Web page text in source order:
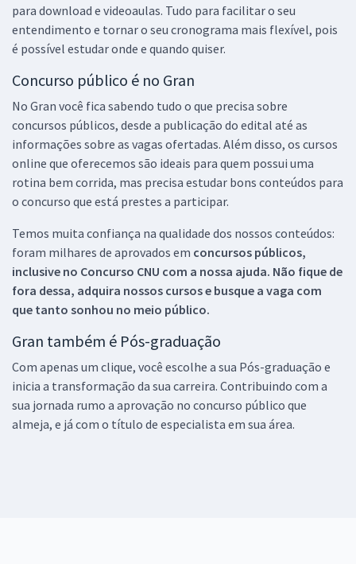
para download e videoaulas. Tudo para facilitar o seu
entendimento e tornar o seu cronograma mais flexível, pois
é possível estudar onde e quando quiser.
Concurso público é no Gran
No Gran você fica sabendo tudo o que precisa sobre
concursos públicos, desde a publicação do edital até as
informações sobre as vagas ofertadas. Além disso, os cursos
online que oferecemos são ideais para quem possui uma
rotina bem corrida, mas precisa estudar bons conteúdos para
o concurso que está prestes a participar.
Temos muita confiança na qualidade dos nossos conteúdos:
foram milhares de aprovados em concursos públicos,
inclusive no Concurso CNU com a nossa ajuda. Não fique de
fora dessa, adquira nossos cursos e busque a vaga com
que tanto sonhou no meio público.
Gran também é Pós-graduação
Com apenas um clique, você escolhe a sua Pós-graduação e
inicia a transformação da sua carreira. Contribuindo com a
sua jornada rumo a aprovação no concurso público que
almeja, e já com o título de especialista em sua área.